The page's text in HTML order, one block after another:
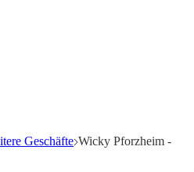
Geschäfte Wicky Pforzheim -